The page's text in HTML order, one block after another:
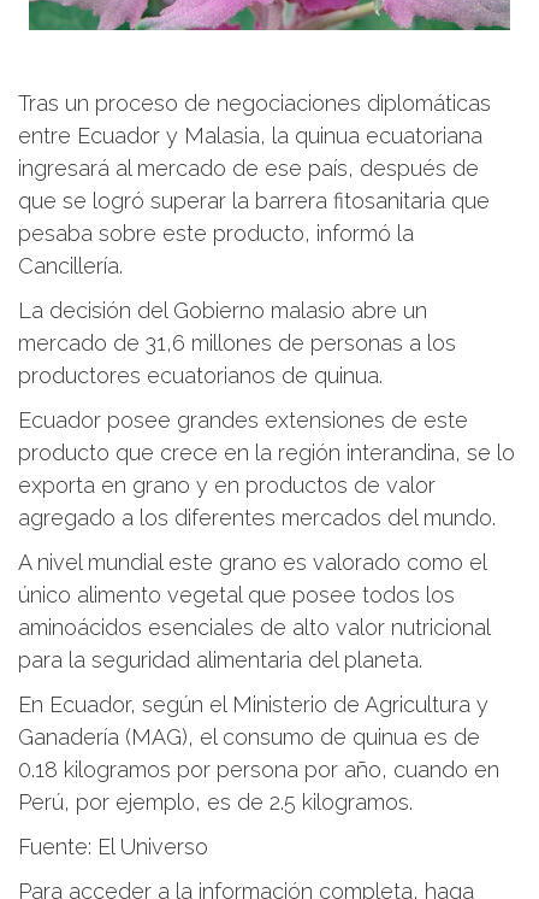
Tras un proceso de negociaciones diplomáticas
entre Ecuador y Malasia, la quinua ecuatoriana
ingresará al mercado de ese país, después de
que se logró superar la barrera fitosanitaria que
pesaba sobre este producto, informó la
Cancillería.
La decisión del Gobierno malasio abre un
mercado de 31,6 millones de personas a los
productores ecuatorianos de quinua.
Ecuador posee grandes extensiones de este
producto que crece en la región interandina, se lo
exporta en grano y en productos de valor
agregado a los diferentes mercados del mundo.
A nivel mundial este grano es valorado como el
único alimento vegetal que posee todos los
aminoácidos esenciales de alto valor nutricional
para la seguridad alimentaria del planeta.
En Ecuador, según el Ministerio de Agricultura y
Ganadería (MAG), el consumo de quinua es de
0.18 kilogramos por persona por año, cuando en
Perú, por ejemplo, es de 2.5 kilogramos.
Fuente: El Universo
Para acceder a la información completa, haga